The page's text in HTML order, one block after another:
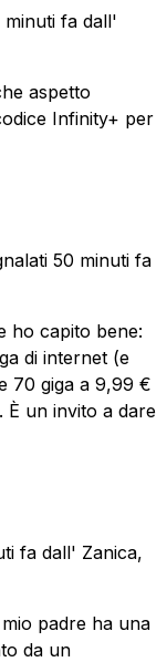
minuti fa dall'
aspetto
Infinity+ per
50 minuti fa
ho capito bene:
di internet (e
70 giga a 9,99 €
È un invito a dare
fa dall' Zanica,
padre ha una
da un